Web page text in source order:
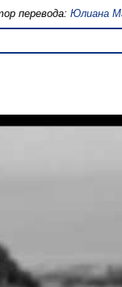
перевода: Юлиана